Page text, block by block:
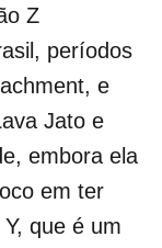
Z
períodos
e
Jato e
embora ela
em ter
que é um